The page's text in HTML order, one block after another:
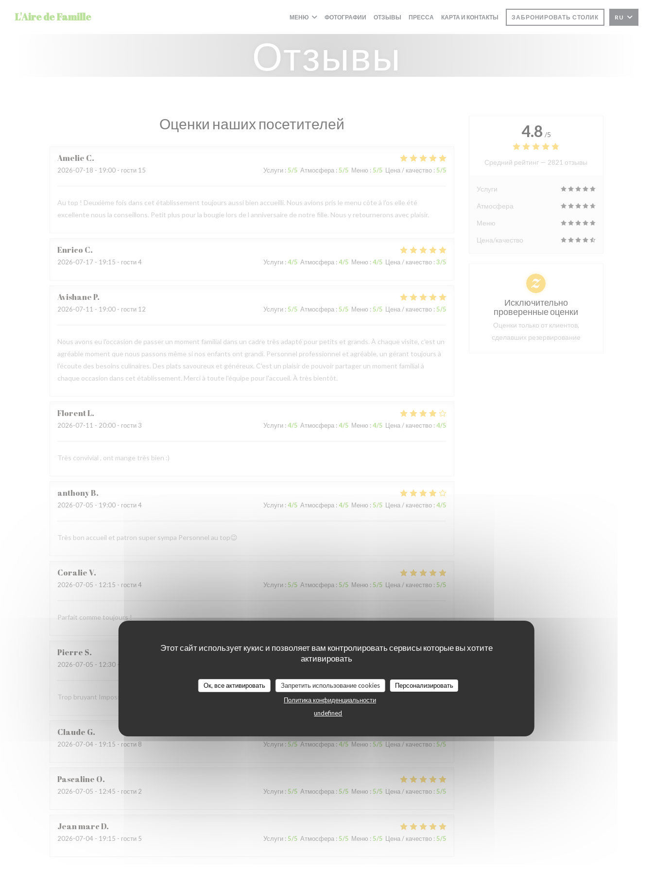
Этот сайт использует кукис и позволяет вам контролировать сервисы которые вы хотите
активировать
Ок, все активировать Запретить использование cookies
Персонализировать
Политика конфиденциальности
undefined
L'Aire de Famille МЕНЮ ФОТОГРАФИИ ОТЗЫВЫ ПРЕССА КАРТА И КОНТАКТЫ ЗАБРОНИРОВАТЬ СТОЛИК RU
Отзывы
Оценки наших посетителей
Amelie C
2026-07-18 - 19:00 - гости 15 Услуги: 5/5 Атмосфера : 5/5 Меню : 5/5 Цена / качество: 5/5
Au top ! Deuxième fois dans cet établissement toujours aussi bien accueilli. Nous avions pris le menu côte à l’os elle été
excellente nous la conseillons. Petit plus pour la bougie lors de l anniversaire de notre fille. Nous y retournerons avec plaisir.
Enrico C
2026-07-17 - 19:15 - гости 4 Услуги: 4/5 Атмосфера : 4/5 Меню : 4/5 Цена / качество: 3/5
AvishaneP
2026-07-11 - 19:00 - гости 12 Услуги: 5/5 Атмосфера : 5/5 Меню : 5/5 Цена / качество: 5/5
Nous avons eu l'occasion de passer un moment familial dans un cadre très adapté pour petits et grands. À chaque visite, c'est un
agréable moment que nous passons même si nos enfants ont grandi. Personnel professionnel et agréable, un gérant toujours à
l'écoute des besoins culinaires. Des plats savoureux et généreux. C'est un plaisir de pouvoir partager un moment familial à
chaque occasion dans cet établissement. Merci à toute l'équipe pour l'accueil. À très bientôt.
FlorentL
2026-07-11 - 20:00 - гости 3 Услуги: 4/5 Атмосфера : 4/5 Меню : 4/5 Цена / качество: 4/5
Très convivial , ont mange très bien :)
anthonyB
2026-07-05 - 19:00 - гости 4 Услуги: 4/5 Атмосфера : 4/5 Меню : 5/5 Цена / качество: 4/5
Très bon accueil et patron super sympa Personnel au top😉
CoralieV
2026-07-05 - 12:15 - гости 4 Услуги: 5/5 Атмосфера : 5/5 Меню : 5/5 Цена / качество: 5/5
Parfait comme toujours !
Pierre S
2026-07-05 - 12:30 - гости 9 Атмосфера
Trop bruyant Impossible de parler Salade Caesar avec du poulet chaud …
Claude G
2026-07-04 - 19:15 - гости 8 Услуги : 5/5 Атмосфера : 4/5 Меню : 5/5 Цена / качество: 5/5
Pascaline O
2026-07-05 - 12:45 - гости 2 Услуги: 5/5 Атмосфера : 5/5 Меню : 5/5 Цена / качество: 5/5
Jean marcD
2026-07-04 - 19:15 - гости 5 Услуги: 5/5 Атмосфера : 5/5 Меню : 5/5 Цена / качество: 5/5
4.8 /5
Средний рейтинг — 2821 отзывы
Услуги
Атмосфера
Меню
Цена/качество
Исключительно
проверенные оценки
Оценки только от клиентов,
сделавших резервирование